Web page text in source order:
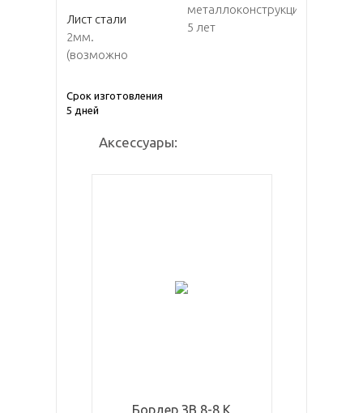
Лист стали
2мм.
(возможно
металлоконструкцию
5 лет
Срок изготовления
5 дней
Аксессуары:
Бордер ЗВ 8-8 К